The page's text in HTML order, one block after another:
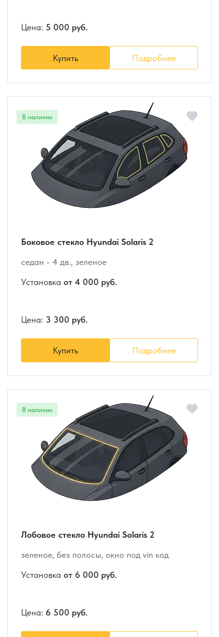
Цена: 5 000 руб.
Купить Подробнее
Боковое стекло Hyundai Solaris 2
седан - 4 дв., зеленое
Установка от 4 000 руб.
Цена: 3 300 руб.
Купить Подробнее
Лобовое стекло Hyundai Solaris 2
зеленое, без полосы, окно под vin код
Установка от 6 000 руб.
Цена: 6 500 руб.